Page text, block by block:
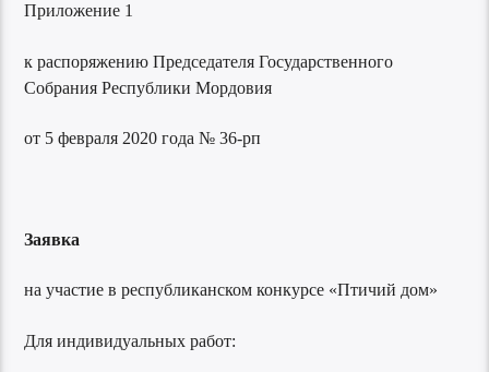
Приложение 1
к распоряжению Председателя Государственного
Собрания Республики Мордовия
от 5 февраля 2020 года № 36-рп
Заявка
на участие в республиканском конкурсе «Птичий дом»
Для индивидуальных работ: